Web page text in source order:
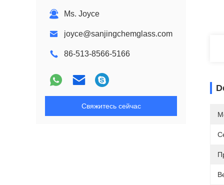
Ms. Joyce
joyce@sanjingchemglass.com
86-513-8566-5166
Свяжитесь сейчас